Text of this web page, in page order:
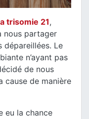
trisomie 21,
nous partager
dépareillées. Le
n’ayant pas
de nous
cause de manière
eu la chance